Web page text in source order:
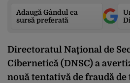
Adaugă Gândul ca
sursă preferată
Directoratul Naţional de
Cibernetică (DNSC) a
nouă tentativă de fraudă